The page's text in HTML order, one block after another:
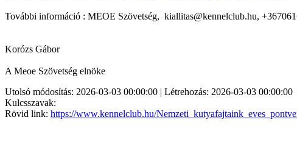
További információ : MEOE Szövetség, kiallitas@kennelclub.hu,
Korózs Gábor
A Meoe Szövetség elnöke
Utolsó módosítás: 2026-03-03 00:00:00 | Létrehozás: 2026-03-03 00:00:00
Kulcsszavak:
Rövid link: https://www.kennelclub.hu/